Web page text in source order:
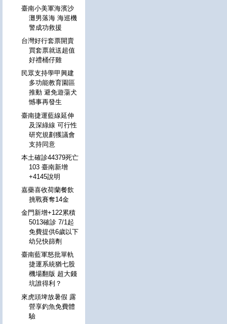
臺南小美軍海濱沙
灘男落海 海巡機
警成功救援
台灣好行套票開賣
買套票就送超值
好禮桶仔雞
民眾支持學甲興建
多功能教育園區
推動 避免遊蕩犬
憾事再發生
臺南捷運藍線延伸
及深綠線 可行性
研究規劃獲議會
支持同意
本土確診44379死亡
103 臺南新增
+4145說明
嘉藥喜收荷蘭餐飲
挑戰賽奪14金
金門新增+122累積
5013確診 7/1起
免費提供6歲以下
幼兒快篩劑
臺南藍軍怒批單軌
捷運系統猶七股
機場翻版 超大錢
坑誰得利？
來虎頭埤放暑假 露
營享釣魚免費體
驗